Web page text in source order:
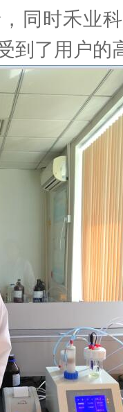
同时禾业
到了用户的